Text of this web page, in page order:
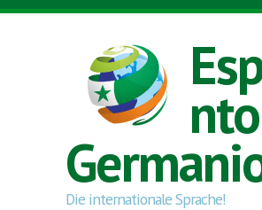
Skip to main content
Die internationale Sprache!